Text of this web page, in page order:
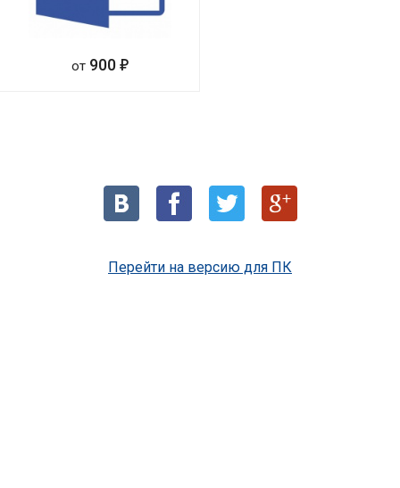
от 900 е
Перейти на версию для ПК